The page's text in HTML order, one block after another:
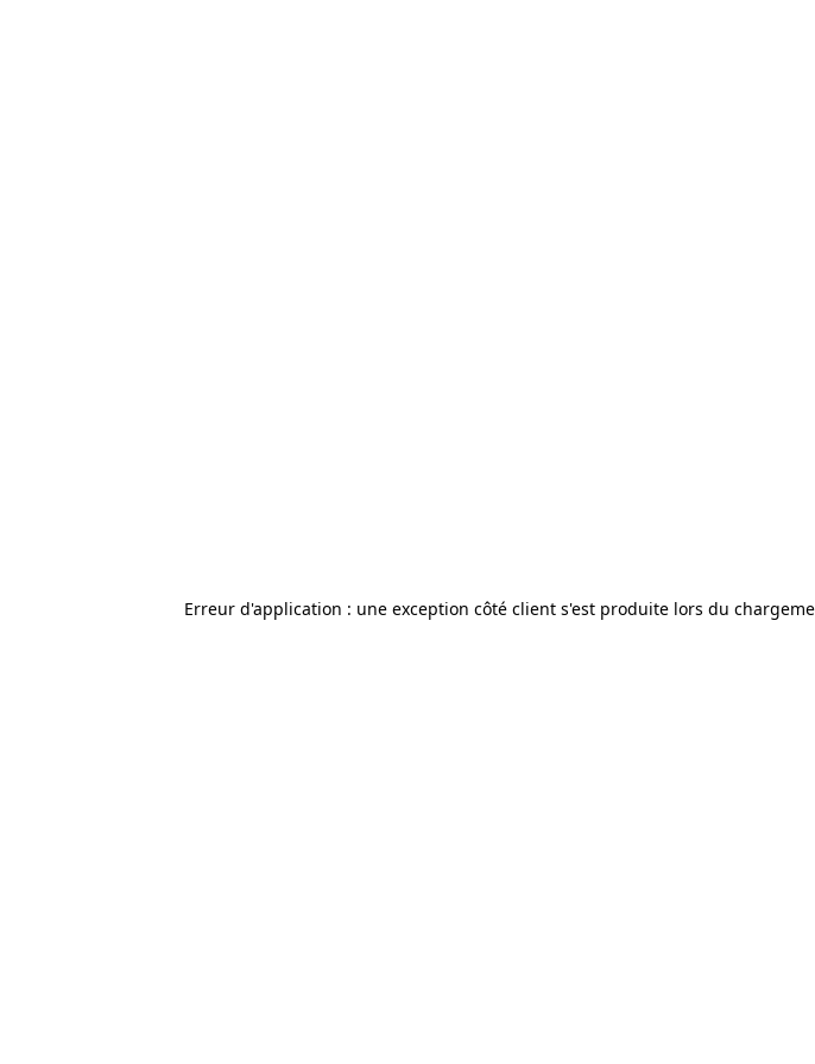
Erreur d'application : une exception côté client s'est produite lors du